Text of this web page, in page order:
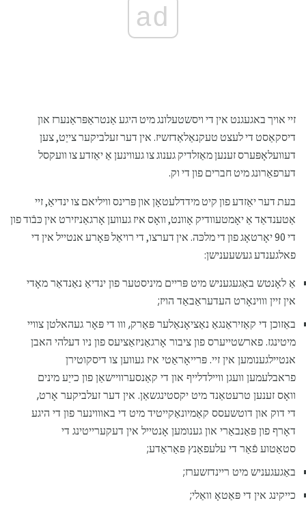
ad
זיי אויך באגעגנט אין די ויסשטעלונג מיט היגע אַנטראַפּראַנערז און
דיסקאַסט די לעצט טעקנאַלאַדזשיז. אין דער זעלביקער צייַט, צען
דעוועלאָפּערס זענען מאַזלדיק גענוג צו געווינען אַ יאַזדע צו וועקסל
דערפאַרונג מיט חברים פון די וק.
בעת דער יאַזדע פון ​​קיט מידדלעטאָן און פּרינס וויליאם צו ינדיאַ, זיי
אַטענדאַד אַ יאָמטעוודיק אָוונט, וואָס איז געווען אָרגאַניזירט אין כּבֿוד פון
די 90 יאָרטאָג פון די מלכּה. אין דערצו, די רויאַל פּאָרע אנטייל אין די
פאלגענדע געשעענישן:
אַ לאָנטש באַגעגעניש מיט פּריים מיניסטער פון ינדיאַ נאַנדאַר מאָדי
אין זיין וווינאָרט העדעראַבאַד הויז;
באַזוכן די קאַזיראַנגאַ נאַציאָנאַלער פּאַרק, ווו די פּאָר געהאלטן צוויי
מיטינגז. פארשטייערס פון ציבור אָרגאַניזאַציעס פון ניו דעלהי האבן
אנטיילגענומען אין זיי. פּרייאָראַטי איז געווען צו דיסקוטירן
פראבלעמען וועגן וויילדלייף און די קאַנסערוויישאַן פון כייַע מינים
וואָס זענען טרעטאַנד מיט יקסטינגשאַן. אין דער זעלביקער אָרט,
די דוק און דוטשעסס קאַמיונאַקייטיד מיט די באוווינער פון די היגע
דאָרף פון פּאַנבאַרי און גענומען אָנטייל אין דעקערייטינג די
סטאַטוע פֿאַר די עלעפאַנץ פּאַראַדע;
באַגעגעניש מיט ריינדזשערז;
כייקינג אין די פּאַטאָ וואַלי;